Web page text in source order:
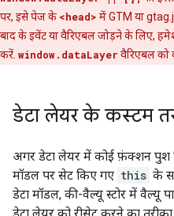
पर, इसे पेज के <head> में GTM या
बाद के इवेंट या वैरिएबल जोड़ने के लिए,
करें. window.dataLayer वैरिएबल को
डेटा लेयर के कस्टम
अगर डेटा लेयर में कोई फ़ंक्शन पुश
मॉडल पर सेट किए गए this के
डेटा मॉडल, की-वैल्यू स्टोर में वैल्यू